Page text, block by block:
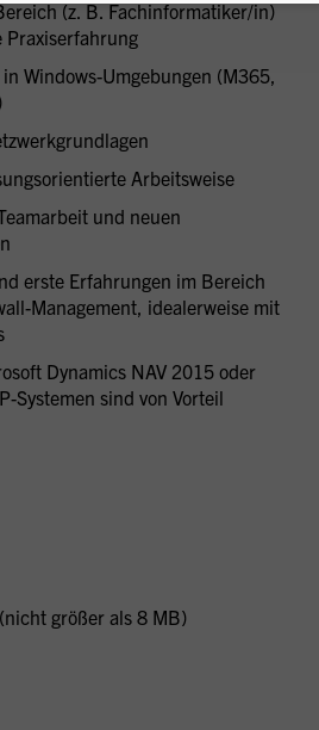
(z. B. Fachinformatiker/in)
Praxiserfahrung
Windows-Umgebungen (M365,
Arbeitsweise
und neuen
erste Erfahrungen im Bereich
Management, idealerweise mit
Dynamics NAV 2015 oder
Systemen sind von Vorteil
größer als 8 MB)